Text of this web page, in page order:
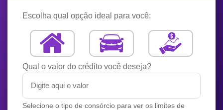
Escolha qual opção ideal para você:
Qual o valor do crédito você deseja?
Selecione o tipo de consórcio para ver os limites de